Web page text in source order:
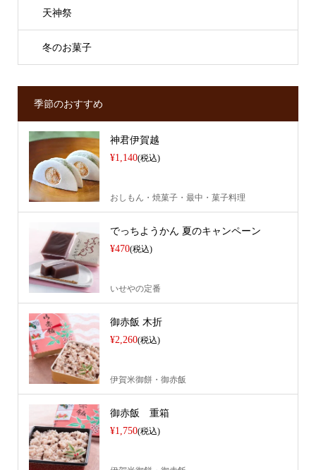
天神祭
冬のお菓子
季節のおすすめ
神君伊賀越
¥1,140(税込)
おしもん・焼菓子・最中・菓子料理
でっちようかん 夏のキャンペーン
¥470(税込)
いせやの定番
御赤飯 木折
¥2,260(税込)
伊賀米御餅・御赤飯
御赤飯 重箱
¥1,750(税込)